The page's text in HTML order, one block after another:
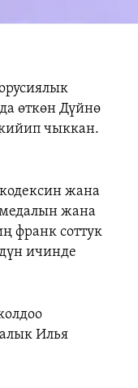
өткөн Дүйнө
чыккан.
жана
медалын жана
франк соттук
ичинде
Илья